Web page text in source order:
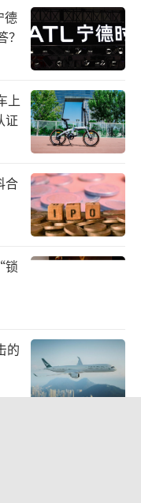
原因，广汽菲克
有误，使广汽菲
面积超出实际土
12.6亩（8411.13
北界，不在本次
办理相关手续并
担。
基本靠合资“起
发展时间短，
言，品牌力、技
引进外资品牌，
德
上
证
合
锁
的